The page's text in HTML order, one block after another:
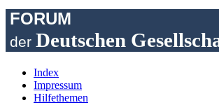
FORUM
der Deutschen
Index
Impressum
Hilfethemen